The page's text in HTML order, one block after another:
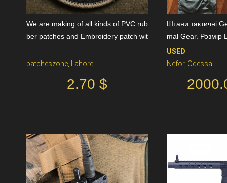
We are making of all kinds of PVC rub
ber patches and Embroidery patch wit
patcheszone, Lahore
2.70 $
Штани тактичні
mal Gear. Розмір
USED
Nefor, Odessa